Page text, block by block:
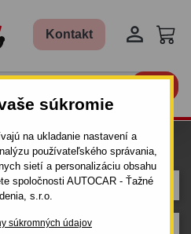
súkromie
na ukladanie nastavení a
používateľského správania,
sietí a personalizáciu obsahu
spoločnosti AUTOCAR - Ťažné
s.r.o.
súkromných údajov
Kontakt 
pre auto